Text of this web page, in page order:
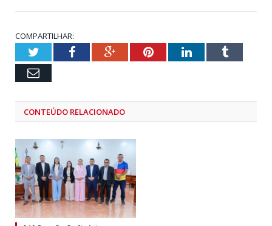
COMPARTILHAR:
TwitterFacebookGoogle+PinterestLinkedInTumblr
Email
CONTEÚDO RELACIONADO